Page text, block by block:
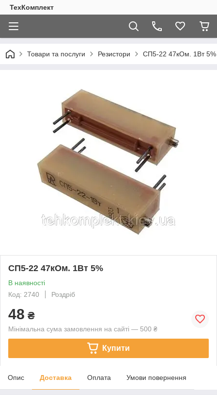
ТехКомплект
Товари та послуги Резистори СП5-22 47кОм. 1Вт 5%
СП5-22 47кОм. 1Вт 5%
В наявності
Код: 2740
Роздріб
48 ₴
Мінімальна сума замовлення на сайті — 500 ₴
Купити
Опис Доставка Оплата Умови повернення